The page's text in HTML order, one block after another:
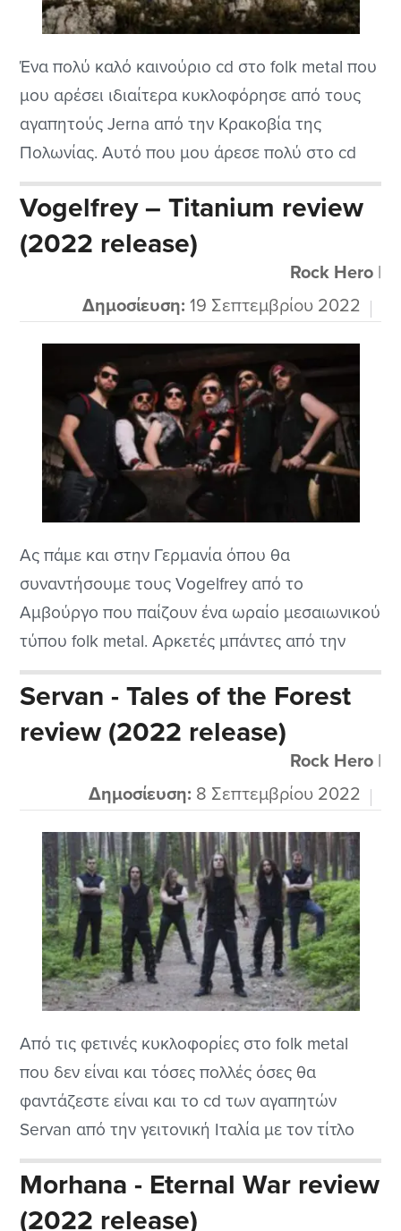
Ένα πολύ καλό καινούριο cd στο folk metal που
μου αρέσει ιδιαίτερα κυκλοφόρησε από τους
αγαπητούς Jerna από την Κρακοβία της
Πολωνίας. Αυτό που μου άρεσε πολύ στο cd
τους αυτό είναι ότι τραγουδούν στην γλώσσα
τους και μου φαίνονται πολύ καλοί για
ντεμπτούτο cd. Τα παιδιά παίζουν πολύ καλά
Vogelfrey – Titanium review
(2022 release)
Rock Hero|
Δημοσίευση: 19 Σεπτεμβρίου 2022
Ας πάμε και στην Γερμανία όπου θα
συναντήσουμε τους Vogelfrey από το
Αμβούργο που παίζουν ένα ωραίο μεσαιωνικού
τύπου folk metal. Αρκετές μπάντες από την
χώρα παίζουν τέτοιου είδους μουσική και είναι
πάντα καλές σαν σύνολο. Εδώ τα παιδιά μου
θυμίζουν και λίγο τους γνωστούς
συμπατριώτες τους Rammstein σε μερικά
τραγούδια. Έχοντας πάρει λίγο από...
Servan - Tales of the Forest
review (2022 release)
Rock Hero|
Δημοσίευση: 8 Σεπτεμβρίου 2022
Από τις φετινές κυκλοφορίες στο folk metal
που δεν είναι και τόσες πολλές όσες θα
φαντάζεστε είναι και το cd των αγαπητών
Servan από την γειτονική Ιταλία με τον τίτλο
Tales of the Forest. Παίζουν ένα πολύ
ενδιαφέρον και πρωτότυπο μπορώ να πω στυλ
που μερικές φορές θυμίζει σοβαρό folk metal
Morhana - Eternal War review
(2022 release)